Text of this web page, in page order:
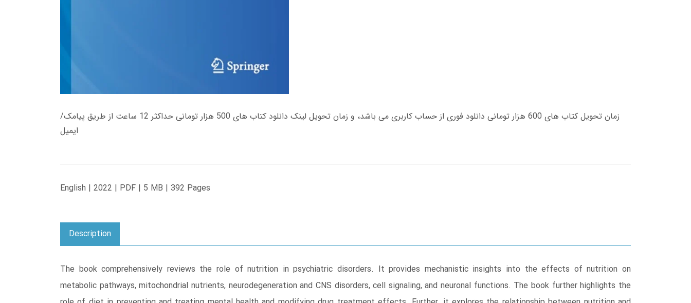
زمان تحویل کتاب های 600 هزار تومانی دانلود فوری از حساب کاربری می باشد، و زمان تحویل لینک دانلود کتاب های 500 هزار تومانی حداکثر 12 ساعت از طریق پیامک/
ایمیل
English | 2022 | PDF | 5 MB | 392 Pages
Description
The book comprehensively reviews the role of nutrition in psychiatric disorders. It provides mechanistic insights into the effects of nutrition on
metabolic pathways, mitochondrial nutrients, neurodegeneration and CNS disorders, cell signaling, and neuronal functions. The book further highlights the